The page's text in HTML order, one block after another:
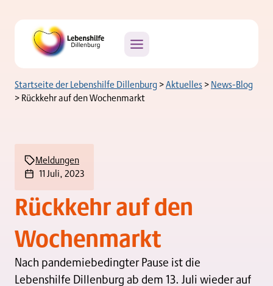
Inhalt
springen
Startseite der Lebenshilfe Dillenburg >Aktuelles >News-Blog
>Rückkehr auf den Wochenmarkt
Meldungen
11 Juli, 2023
Rückkehr auf den
Wochenmarkt
Nach pandemiebedingter Pause ist die
Lebenshilfe Dillenburg ab dem 13. Juli wieder auf